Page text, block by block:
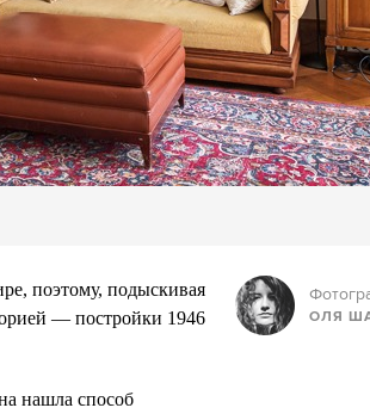
поэтому, подыскивая
— постройки 1946
нашла способ
ОЛЯ